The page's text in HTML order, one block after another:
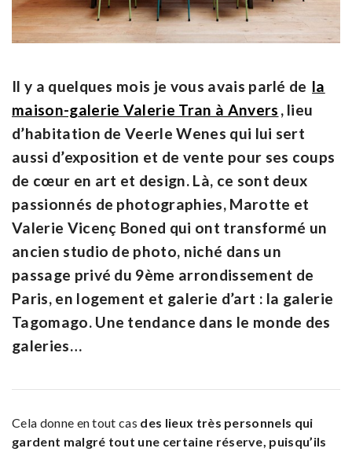
Il y a quelques mois je vous avais parlé de la
maison-galerie Valerie Tran à Anvers , lieu
d’habitation de Veerle Wenes qui lui sert
aussi d’exposition et de vente pour ses coups
de cœur en art et design. Là, ce sont deux
passionnés de photographies, Marotte et
Valerie Vicenç Boned qui ont transformé un
ancien studio de photo, niché dans un
passage privé du 9ème arrondissement de
Paris, en logement et galerie d’art : la galerie
Tagomago. Une tendance dans le monde des
galeries…
Cela donne en tout cas des lieux très personnels qui
gardent malgré tout une certaine réserve, puisqu’ils